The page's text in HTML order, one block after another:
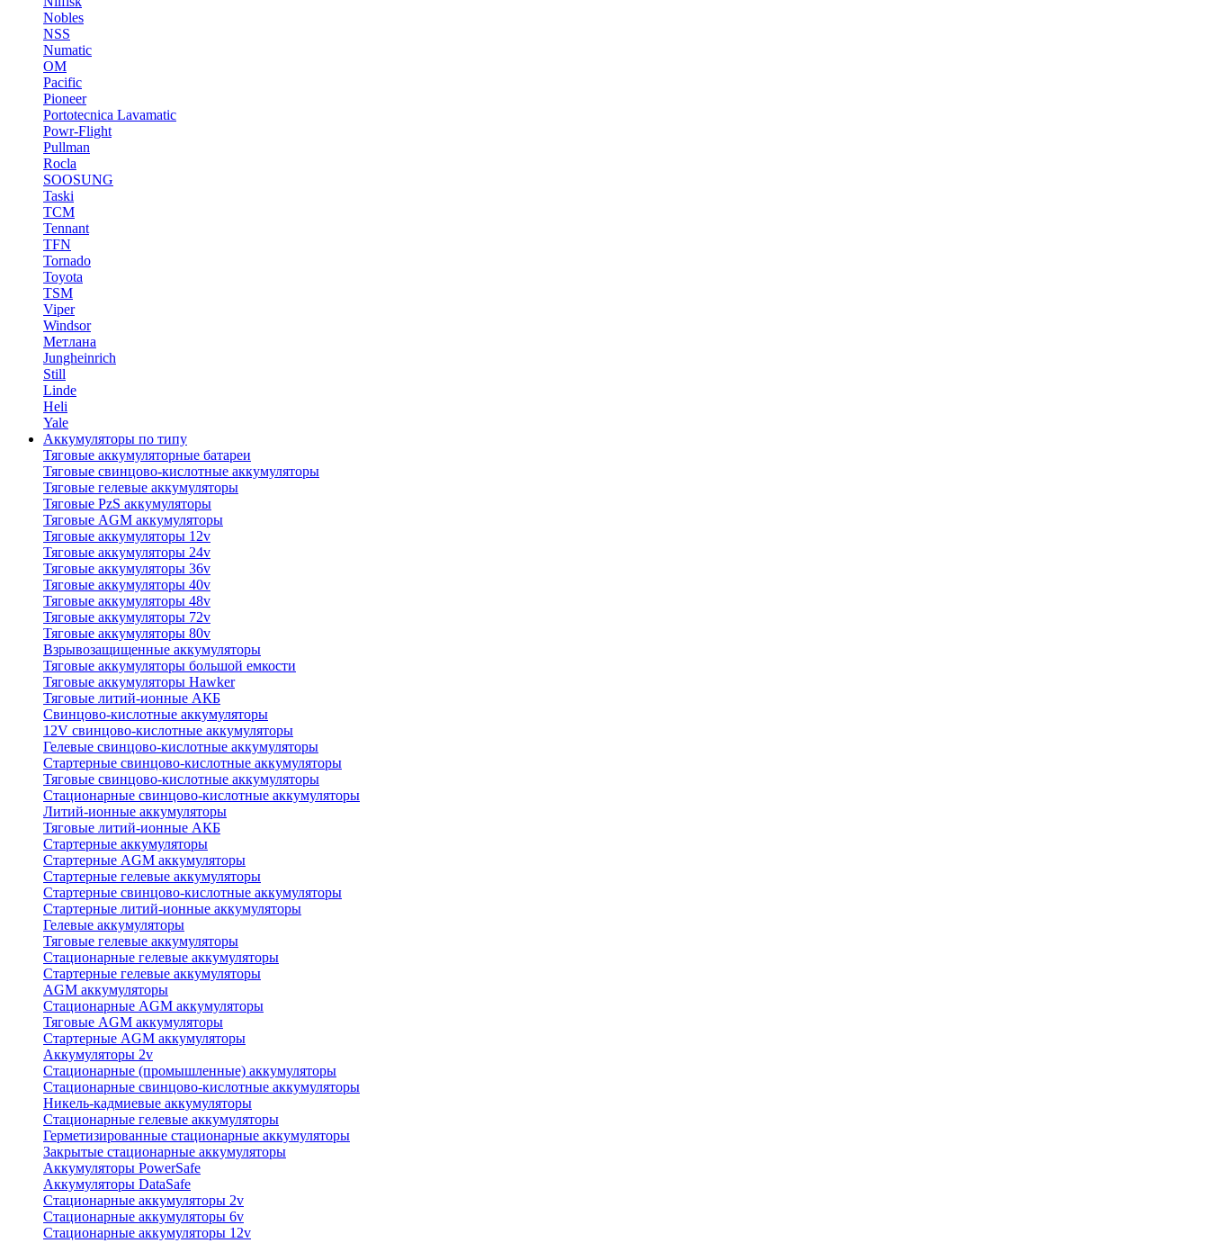
Nobles
NSS
Numatic
OM
Pacific
Pioneer
Portotecnica Lavamatic
Powr-Flight
Pullman
Rocla
SOOSUNG
Taski
TCM
Tennant
TFN
Tornado
Toyota
TSM
Viper
Windsor
Метлана
Jungheinrich
Still
Linde
Heli
Yale
Аккумуляторы по типу
Тяговые аккумуляторные батареи
Тяговые свинцово-кислотные аккумуляторы
Тяговые гелевые аккумуляторы
Тяговые PzS аккумуляторы
Тяговые AGM аккумуляторы
Тяговые аккумуляторы 12v
Тяговые аккумуляторы 24v
Тяговые аккумуляторы 36v
Тяговые аккумуляторы 40v
Тяговые аккумуляторы 48v
Тяговые аккумуляторы 72v
Тяговые аккумуляторы 80v
Взрывозащищенные аккумуляторы
Тяговые аккумуляторы большой емкости
Тяговые аккумуляторы Hawker
Тяговые литий-ионные АКБ
Свинцово-кислотные аккумуляторы
12V свинцово-кислотные аккумуляторы
Гелевые свинцово-кислотные аккумуляторы
Стартерные свинцово-кислотные аккумуляторы
Тяговые свинцово-кислотные аккумуляторы
Стационарные свинцово-кислотные аккумуляторы
Литий-ионные аккумуляторы
Тяговые литий-ионные АКБ
Стартерные аккумуляторы
Стартерные AGM аккумуляторы
Стартерные гелевые аккумуляторы
Стартерные свинцово-кислотные аккумуляторы
Стартерные литий-ионные аккумуляторы
Гелевые аккумуляторы
Тяговые гелевые аккумуляторы
Стационарные гелевые аккумуляторы
Стартерные гелевые аккумуляторы
AGM аккумуляторы
Стационарные AGM аккумуляторы
Тяговые AGM аккумуляторы
Стартерные AGM аккумуляторы
Аккумуляторы 2v
Стационарные (промышленные) аккумуляторы
Стационарные свинцово-кислотные аккумуляторы
Никель-кадмиевые аккумуляторы
Стационарные гелевые аккумуляторы
Герметизированные стационарные аккумуляторы
Закрытые стационарные аккумуляторы
Аккумуляторы PowerSafe
Аккумуляторы DataSafe
Стационарные аккумуляторы 2v
Стационарные аккумуляторы 6v
Стационарные аккумуляторы 12v